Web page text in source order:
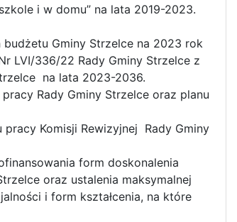
i w domu” na lata 2019-2023.
Gminy Strzelce na 2023 rok
LVI/336/22 Rady Gminy Strzelce z
na lata 2023-2036.
Rady Gminy Strzelce oraz planu
Komisji Rewizyjnej Rady Gminy
form doskonalenia
oraz ustalenia maksymalnej
i form kształcenia, na które